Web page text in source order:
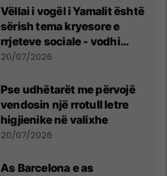
Vëllai i vogël i Yamalit është
sërish tema kryesore e
rrjeteve sociale - vodhi
vëmendjen pas finales së
20/07/2026
Pse udhëtarët me përvojë
vendosin një rrotull letre
higjienike në valixhe
20/07/2026
As Barcelona e as